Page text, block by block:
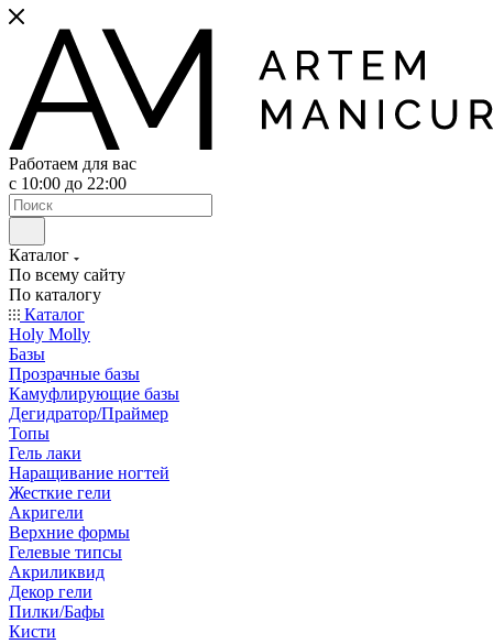
Работаем для вас
с 10:00 до 22:00
Каталог
По всему сайту
По каталогу
Каталог
Holy Molly
Базы
Прозрачные базы
Камуфлирующие базы
Дегидратор/Праймер
Топы
Гель лаки
Наращивание ногтей
Жесткие гели
Акригели
Верхние формы
Гелевые типсы
Акриликвид
Декор гели
Пилки/Бафы
Кисти